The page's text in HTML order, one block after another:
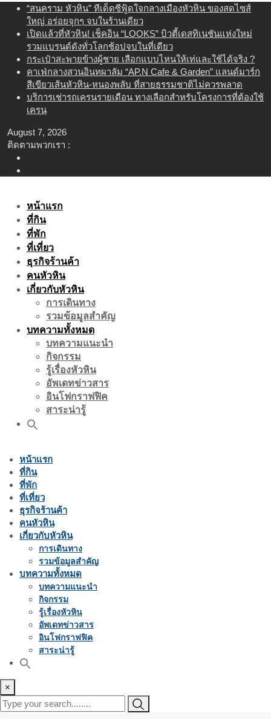
content
“สนคราม หัวหิน” ทีเด็ดซีฟู้ดใจกลางเมืองหัวหิน ของสดไซส์
ใหญ่ อร่อยจุกๆ จบในร้านเดียว
เปิดแล้วที่หัวหิน! เช็คอิน “LOOKS” บิวตี้เดสทิเนชันแห่งใหม่
รวมแบรนด์ดังทั่วโลกช้อปจบในที่เดียว
กระเป๋าสะพายข้างผู้ชาย เลือกแบบไหนให้เท่และใช้ได้จริง ?
คาเฟ่กลางสวนอินทผาลัม “AP.N Cafe & Garden” แลนด์มาร์ก
สีเขียวเส้นหัวหิน-หนองพลับ ที่สายธรรมชาติไม่ควรพลาด
บริการเช่ารถเครนรายเดือน ทางเลือกสำหรับโครงการที่ต้องใช้
เครน
August 7, 2026
ติดตามพวกเรา :
หน้าแรก
ที่กิน
ที่พัก
ที่เที่ยว
ธุรกิจร้านค้า
คนหัวหิน
เกี่ยวกับหัวหิน
การเดินทาง
รวมข้อมูลสำคัญ
บทความทั้งหมด
บทความแนะนำ
กิจกรรม
รู้เรื่องหัวหิน
อัพเดทข่าวสาร
อินโฟกราฟฟิค
สาระน่ารู้
หน้าแรก
ที่กิน
ที่พัก
ที่เที่ยว
ธุรกิจร้านค้า
คนหัวหิน
เกี่ยวกับหัวหิน
การเดินทาง
รวมข้อมูลสำคัญ
บทความทั้งหมด
บทความแนะนำ
กิจกรรม
รู้เรื่องหัวหิน
อัพเดทข่าวสาร
อินโฟกราฟฟิค
สาระน่ารู้
×